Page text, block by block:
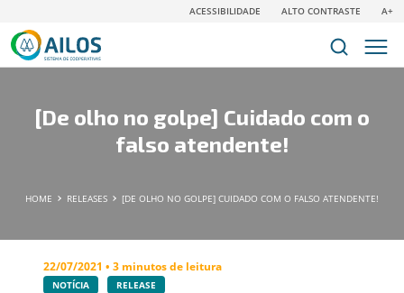
ACESSIBILIDADE ALTO CONTRASTE A+
[De olho no golpe] Cuidado com o
falso atendente!
HOME RELEASES [DE OLHO NO GOLPE] CUIDADO COM O FALSO ATENDENTE!
22/07/2021 • 3 minutos de leitura
NOTÍCIA RELEASE